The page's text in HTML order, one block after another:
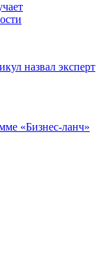
назвал эксперт
«Бизнес-ланч»